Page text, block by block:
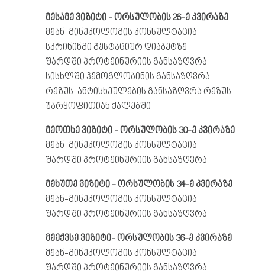
მესამე ვიზიტი -ორსულობის26-ე კვირაზე
მეან-გინეკოლოგის კონსულტაცია
სკრინინგი გესტაციურ დიაბეტზე
შარდში პროტეინურიის განსაზღვრა
სისხლში ჰემოგლობინის განსაზღვრა
რეზუს-ანტისხეულების განსაზღვრა რეზუს-
უარყოფითიან ქალებში
მეოთხე ვიზიტი -ორსულობის 30-ე კვირაზე
მეან-გინეკოლოგის კონსულტაცია
შარდში პროტეინურიის განსაზღვრა
მეხუთე ვიზიტი -ორსულობის 34-ე კვირაზე
მეან-გინეკოლოგის კონსულტაცია
შარდში პროტეინურიის განსაზღვრა
მეექვსე ვიზიტი-ორსულობის 36-ე კვირაზე
მეან-გინეკოლოგის კონსულტაცია
შარდში პროტეინურიის განსაზღვრა